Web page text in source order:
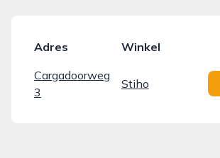
Adres
Winkel
Cargadoorweg
3
Stiho